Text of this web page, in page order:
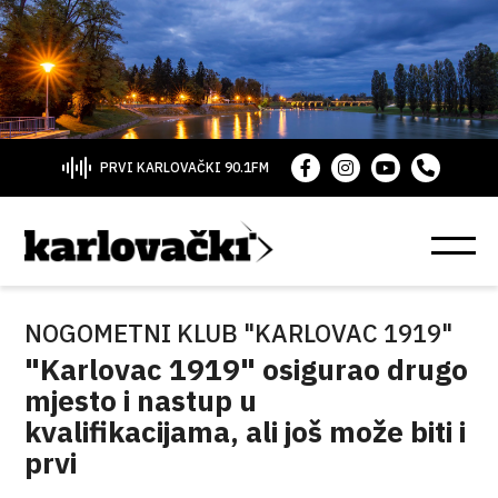
PRVI KARLOVAČKI 90.1FM
NOGOMETNI KLUB "KARLOVAC 1919"
"Karlovac 1919" osigurao drugo
mjesto i nastup u
kvalifikacijama, ali još može biti i
prvi